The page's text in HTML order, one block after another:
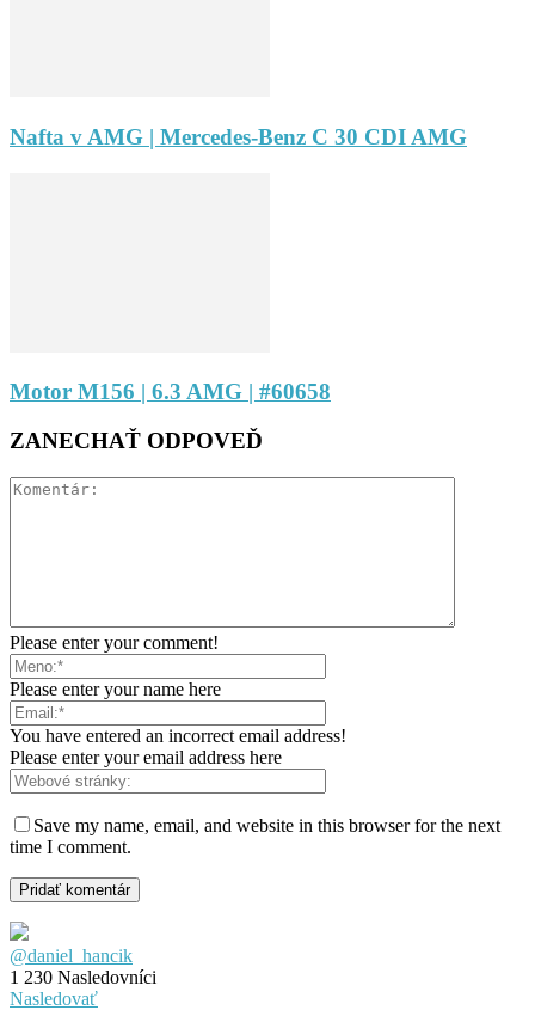
Nafta v AMG | Mercedes-Benz C 30 CDI AMG
Motor M156 | 6.3 AMG | #60658
ZANECHAŤ ODPOVEĎ
Please enter your comment!
Please enter your name here
You have entered an incorrect email address!
Please enter your email address here
Save my name, email, and website in this browser for the next
time I comment.
@daniel_hancik
1 230 Nasledovníci
Nasledovať